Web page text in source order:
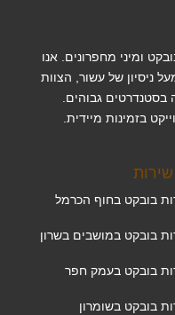
ומיני מחפרונים. אנו
ניסיון של עשור, הצוות
בסטנדרטים גבוהים.
בזמינות מיידית.
שירות
בובקט בחוף הכרמל
בובקט במושבים בשרון
בובקט בעמק חפר
בובקט בשומרון